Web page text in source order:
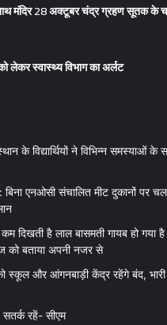
मंदिर 28 अक्टूबर चंद्र ग्रहण सूतक के
लेकर स्वास्थ्य विभाग का अर्लट
के विद्यार्थियों ने विभिन्न समस्याओं के
बिना एनओसी संचालित मीट दुकानों पर
कम दिखती है लाल बासमती गायब हो गया
को बताया अपनी नजर से
स्कूल और आंगनबाड़ी केंद्र रहेंगे बंद, भारी
सतर्क रहें- सीएम